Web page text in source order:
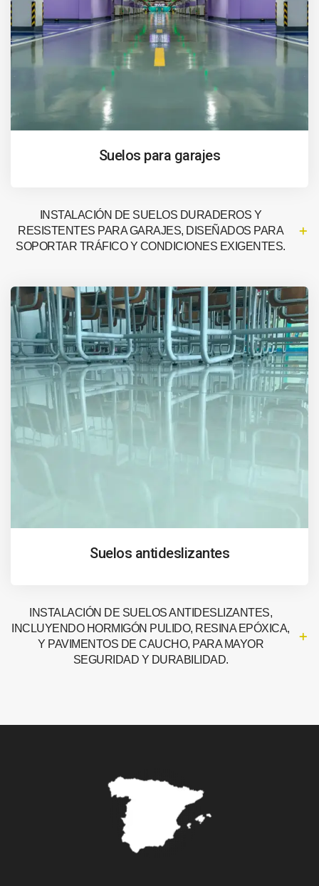
Suelos para garajes
INSTALACIÓN DE SUELOS DURADEROS Y
RESISTENTES PARA GARAJES, DISEÑADOS PARA
SOPORTAR TRÁFICO Y CONDICIONES EXIGENTES.
Suelos antideslizantes
INSTALACIÓN DE SUELOS ANTIDESLIZANTES,
INCLUYENDO HORMIGÓN PULIDO, RESINA EPÓXICA,
Y PAVIMENTOS DE CAUCHO, PARA MAYOR
SEGURIDAD Y DURABILIDAD.